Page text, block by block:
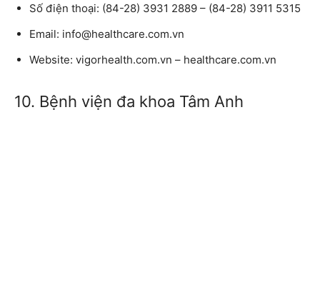
Số điện thoại: (84-28) 3931 2889 – (84-28) 3911 5315
Email: info@healthcare.com.vn
Website: vigorhealth.com.vn – healthcare.com.vn
10. Bệnh viện đa khoa Tâm Anh